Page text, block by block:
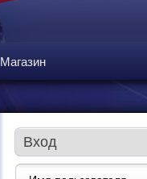
Магазин
Вход